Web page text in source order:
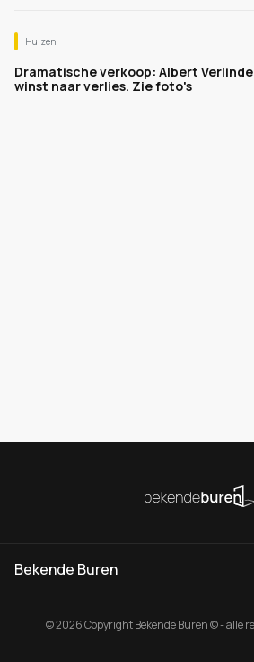
Huizen
Dramatische verkoop: Albert
winst naar verlies. Zie foto's
Bekende Buren
© 2026 Copyright Bekende Buren © - alle